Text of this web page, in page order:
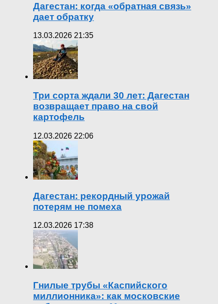
Дагестан: когда «обратная связь»
дает обратку
13.03.2026 21:35
Три сорта ждали 30 лет: Дагестан
возвращает право на свой
картофель
12.03.2026 22:06
Дагестан: рекордный урожай
потерям не помеха
12.03.2026 17:38
Гнилые трубы «Каспийского
миллионника»: как московские